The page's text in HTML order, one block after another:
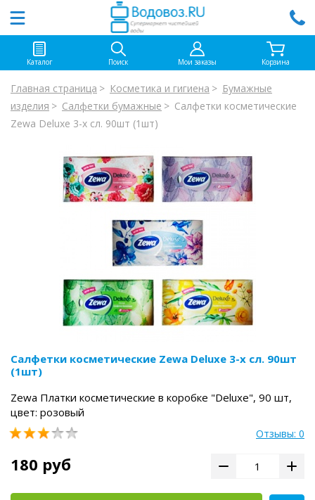
Каталог Поиск Мои заказы Корзина
Главная страница Косметика и гигиена
Бумажные
изделия
Салфетки бумажные
Салфетки косметические
Zewa Deluxe 3-х сл. 90шт (1шт)
Салфетки косметические Zewa Deluxe 3-х сл. 90шт
(1шт)
Zewa Платки косметические в коробке "Deluxe", 90 шт,
цвет: розовый
Отзывы: 0
180 руб